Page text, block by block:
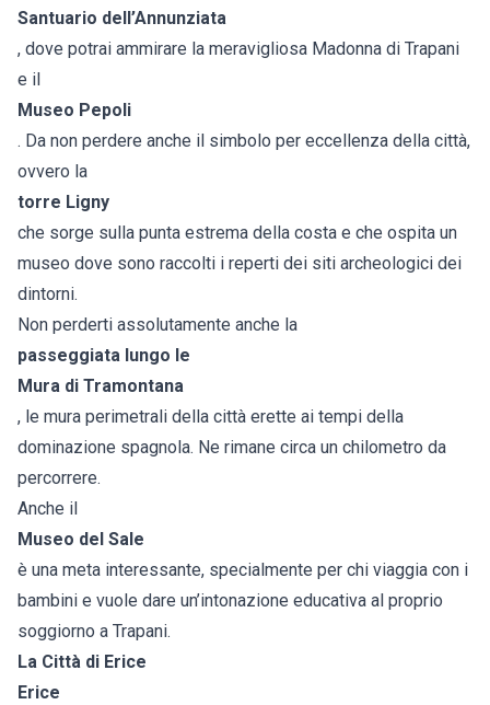
Santuario dell’Annunziata
, dove potrai ammirare la meravigliosa Madonna di Trapani
e il
Museo Pepoli
. Da non perdere anche il simbolo per eccellenza della città,
ovvero la
torre Ligny
che sorge sulla punta estrema della costa e che ospita un
museo dove sono raccolti i reperti dei siti archeologici dei
dintorni.
Non perderti assolutamente anche la
passeggiata lungo le
Mura di Tramontana
, le mura perimetrali della città erette ai tempi della
dominazione spagnola. Ne rimane circa un chilometro da
percorrere.
Anche il
Museo del Sale
è una meta interessante, specialmente per chi viaggia con i
bambini e vuole dare un’intonazione educativa al proprio
soggiorno a Trapani.
La Città di Erice
Erice